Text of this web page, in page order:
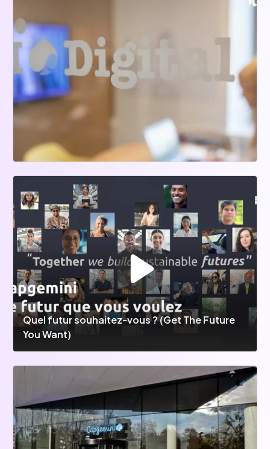
Quel futur souhaitez-vous ? (Get The Future
You Want)